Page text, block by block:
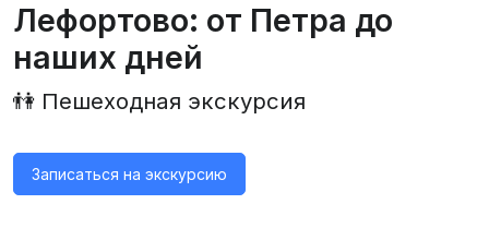
Лефортово: от Петра до
наших дней
👫 Пешеходная экскурсия
Записаться на экскурсию